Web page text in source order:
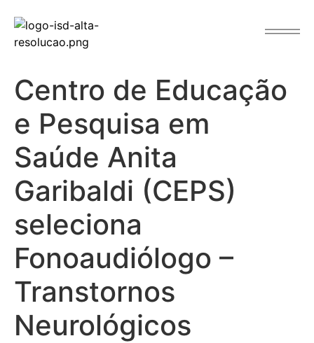
conteúdo
Centro de Educação
e Pesquisa em
Saúde Anita
Garibaldi (CEPS)
seleciona
Fonoaudiólogo –
Transtornos
Neurológicos